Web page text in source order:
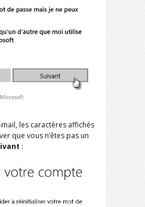
les caractères affichés
que vous n’êtes pas un
: